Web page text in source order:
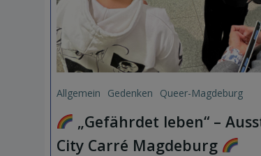
Allgemein Gedenken Queer-Magdeburg
„Gefährdet leben“ –
City Carré Magdeburg